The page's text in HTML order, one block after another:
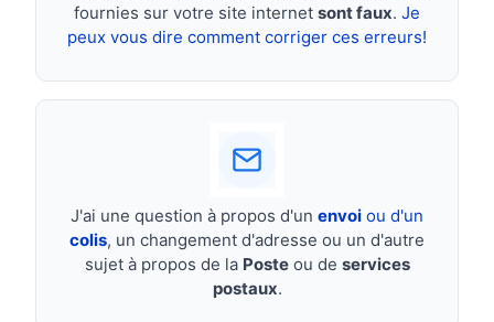
fournies sur votre site internet sont faux. Je
peux vous dire comment corriger ces erreurs!
J'ai une question à propos d'un envoi ou d'un
colis, un changement d'adresse ou un d'autre
sujet à propos de la Posteou de services
postaux.